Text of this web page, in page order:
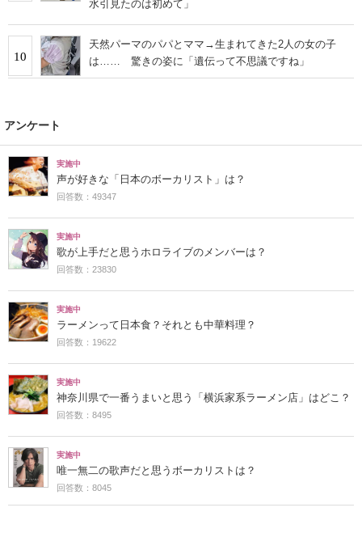
水引見たのは初めて」
10
天然パーマのパパとママ→生まれてきた2人の女の子
は…… 驚きの姿に「遺伝って不思議ですね」
アンケート
実施中
声が好きな「日本のボーカリスト」は？
回答数：49347
実施中
歌が上手だと思うホロライブのメンバーは？
回答数：23830
実施中
ラーメンって日本食？それとも中華料理？
回答数：19622
実施中
神奈川県で一番うまいと思う「横浜家系ラーメン店」はどこ？
回答数：8495
実施中
唯一無二の歌声だと思うボーカリストは？
回答数：8045